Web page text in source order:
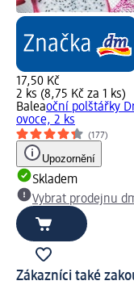
17,50 Kč
2 ks (8,75 Kč za 1 ks)
Baleaoční polštářky
ovoce, 2 ks
(177)
Upozornění
Skladem
Vybrat prodejnu
Zákazníci také